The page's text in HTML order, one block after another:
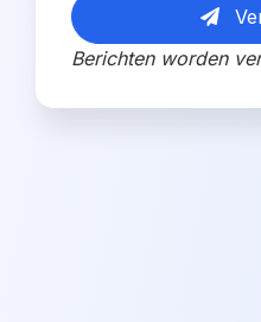
Berichten worden